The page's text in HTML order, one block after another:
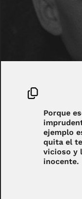
Porque
ejemplo
quita el
vicioso y
inocente.